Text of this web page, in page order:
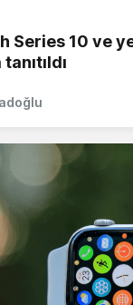
Series 10 ve